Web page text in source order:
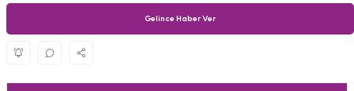
Gelince Haber Ver